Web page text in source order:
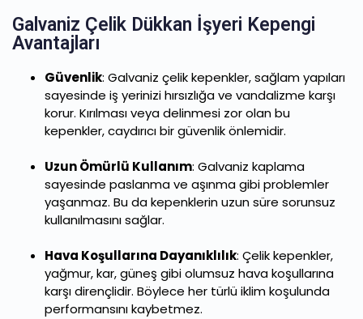
Galvaniz Çelik Dükkan İşyeri Kepengi
Avantajları
Güvenlik: Galvaniz çelik kepenkler, sağlam yapıları
sayesinde iş yerinizi hırsızlığa ve vandalizme karşı
korur. Kırılması veya delinmesi zor olan bu
kepenkler, caydırıcı bir güvenlik önlemidir.
Uzun Ömürlü Kullanım: Galvaniz kaplama
sayesinde paslanma ve aşınma gibi problemler
yaşanmaz. Bu da kepenklerin uzun süre sorunsuz
kullanılmasını sağlar.
Hava Koşullarına Dayanıklılık: Çelik kepenkler,
yağmur, kar, güneş gibi olumsuz hava koşullarına
karşı dirençlidir. Böylece her türlü iklim koşulunda
performansını kaybetmez.